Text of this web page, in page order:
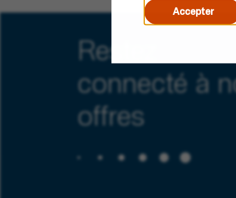
Accepter
Restez
connecté à
offres